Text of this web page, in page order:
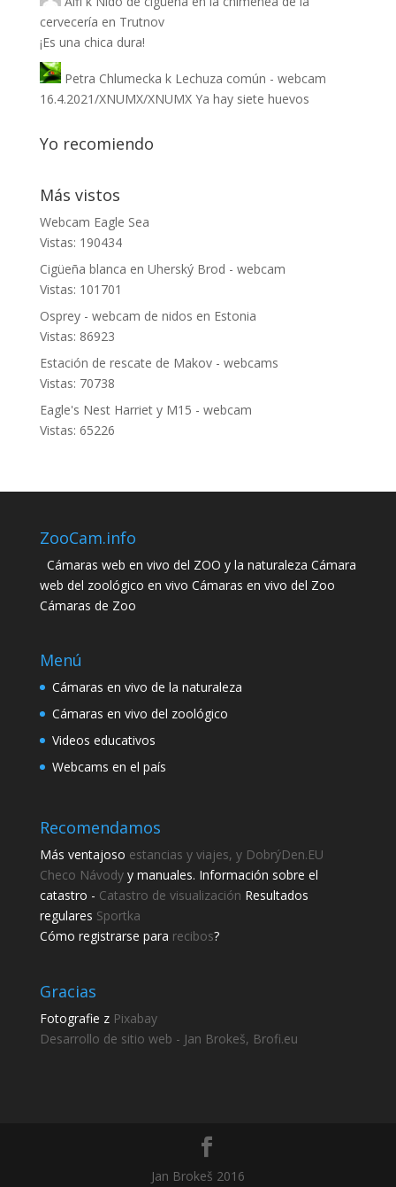
cervecería en Trutnov
¡Es una chica dura!
Petra Chlumecka k Lechuza común - webcam
16.4.2021/XNUMX/XNUMX Ya hay siete huevos
Yo recomiendo
Más vistos
Webcam Eagle Sea
Vistas: 190434
Cigüeña blanca en Uherský Brod - webcam
Vistas: 101701
Osprey - webcam de nidos en Estonia
Vistas: 86923
Estación de rescate de Makov - webcams
Vistas: 70738
Eagle's Nest Harriet y M15 - webcam
Vistas: 65226
ZooCam.info
Cámaras web en vivo del ZOO y la naturaleza Cámara
web del zoológico en vivo Cámaras en vivo del Zoo
Cámaras de Zoo
Menú
Cámaras en vivo de la naturaleza
Cámaras en vivo del zoológico
Videos educativos
Webcams en el país
Recomendamos
Más ventajoso estancias y viajes, y DobrýDen.EU
Checo Návodyy manuales. Información sobre el
catastro - Catastro de visualización Resultados
regulares Sportka
Cómo registrarse para recibos?
Gracias
Fotografie z Pixabay
Desarrollo de sitio web - Jan Brokeš, Brofi.eu
Jan Brokeš 2016